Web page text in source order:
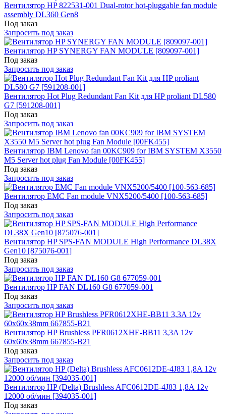
Вентилятор HP 822531-001 Dual-rotor hot-pluggable fan module
assembly DL360 Gen8
Под заказ
Запросить под заказ
Вентилятор HP SYNERGY FAN MODULE [809097-001]
Под заказ
Запросить под заказ
Вентилятор Hot Plug Redundant Fan Kit для HP proliant DL580
G7 [591208-001]
Под заказ
Запросить под заказ
Вентилятор IBM Lenovo fan 00KC909 for IBM SYSTEM X3550
M5 Server hot plug Fan Module [00FK455]
Под заказ
Запросить под заказ
Вентилятор EMC Fan module VNX5200/5400 [100-563-685]
Под заказ
Запросить под заказ
Вентилятор HP SPS-FAN MODULE High Performance DL38X
Gen10 [875076-001]
Под заказ
Запросить под заказ
Вентилятор HP FAN DL160 G8 677059-001
Под заказ
Запросить под заказ
Вентилятор HP Brushless PFR0612XHE-BB11 3,3A 12v
60x60x38mm 667855-B21
Под заказ
Запросить под заказ
Вентилятор HP (Delta) Brushless AFC0612DE-4J83 1,8A 12v
12000 об/мин [394035-001]
Под заказ